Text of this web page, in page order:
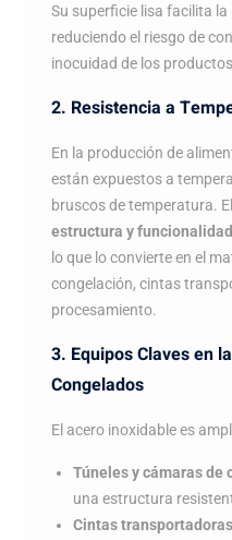
Su superficie lisa facilita
reduciendo el riesgo de
inocuidad de los
2. Resistencia a
En la producción de
están expuestos a
bruscos de temperatura.
estructura y funcionalidad
lo que lo convierte en el
congelación, cintas
procesamiento.
3. Equipos Claves en
Congelados
El acero inoxidable es
Túneles y cámaras de
una estructura
Cintas